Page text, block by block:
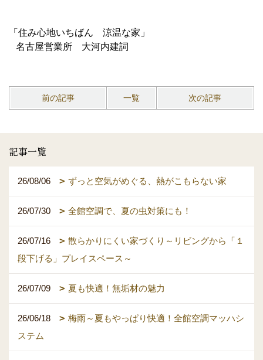
「住み心地いちばん 涼温な家」
名古屋営業所 大河内建詞
前の記事 一覧 次の記事
記事一覧
26/08/06 ずっと空気がめぐる、熱がこもらない家
26/07/30 全館空調で、夏の虫対策にも！
26/07/16
散らかりにくい家づくり～リビングから「１
段下げる」プレイスペース～
26/07/09 夏も快適！無垢材の魅力
26/06/18
梅雨～夏もやっぱり快適！全館空調マッハシ
ステム